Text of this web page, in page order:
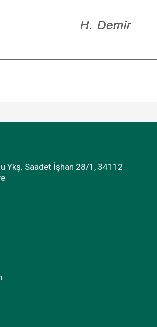
H. Demir
Ykş. Saadet İşhan 28/1, 34112